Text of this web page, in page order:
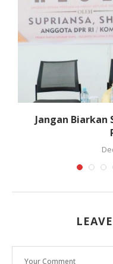
Jangan Biarkan